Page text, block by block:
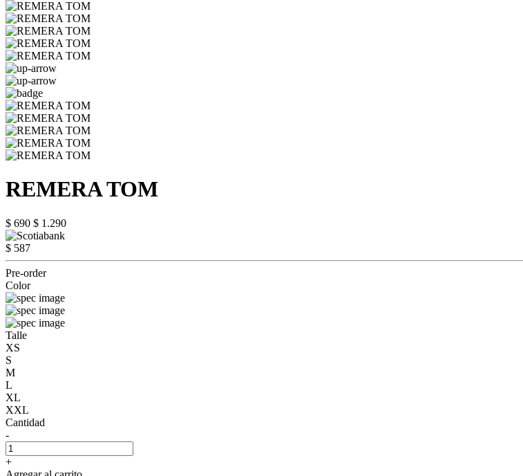
REMERA TOM
$ 690 $ 1.290
$ 587
Pre-order
Color
Talle
XS
S
M
L
XL
XXL
Cantidad
-
+